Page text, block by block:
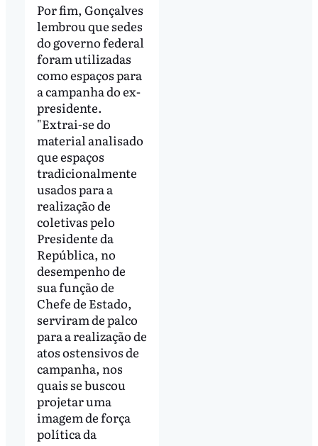
Por fim, Gonçalves
lembrou que sedes
do governo federal
foram utilizadas
como espaços para
a campanha do ex-
presidente.
"Extrai-se do
material analisado
que espaços
tradicionalmente
usados para a
realização de
coletivas pelo
Presidente da
República, no
desempenho de
sua função de
Chefe de Estado,
serviram de palco
para a realização de
atos ostensivos de
campanha, nos
quais se buscou
projetar uma
imagem de força
política da